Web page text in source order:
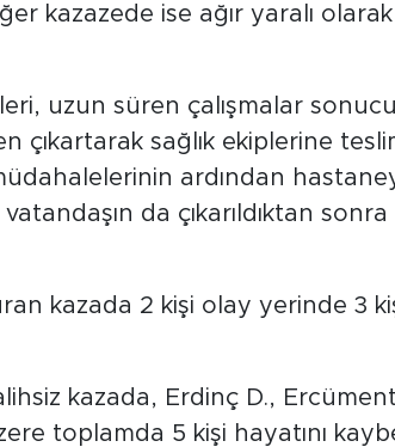
kazazede ise ağır yaralı olarak
uzun süren çalışmalar
çıkartarak sağlık ekiplerine
ardından
vatandaşın da çıkarıldıktan
kazada 2 kişi olay yerinde 3
kazada, Erdinç D.,
toplamda 5 kişi hayatını